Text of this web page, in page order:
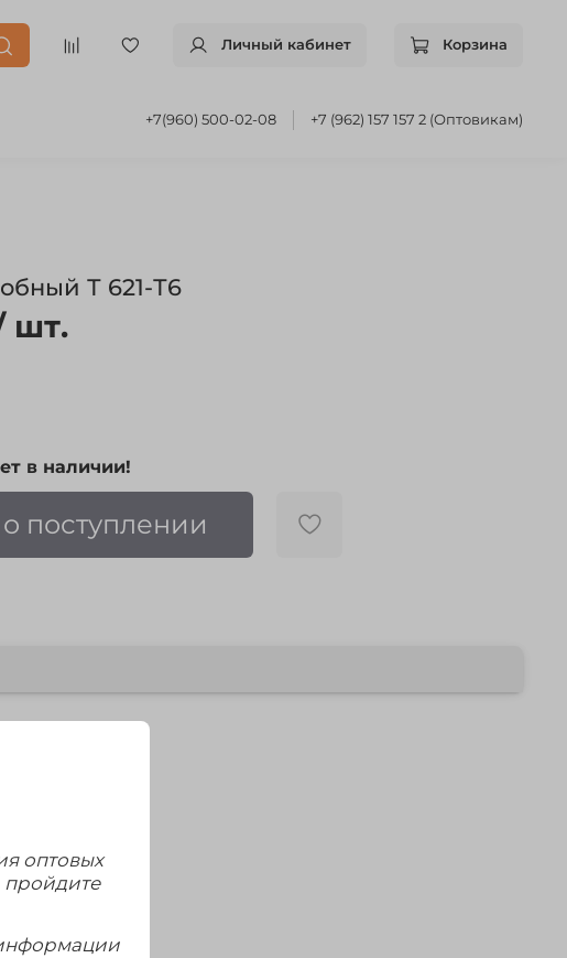
Личный кабинет Корзина
+7(960) 500-02-08 +7 (962) 157 157 2 (Оптовикам)
Т 621-Т6
шт.
в наличии!
поступлении
оптовых
пройдите